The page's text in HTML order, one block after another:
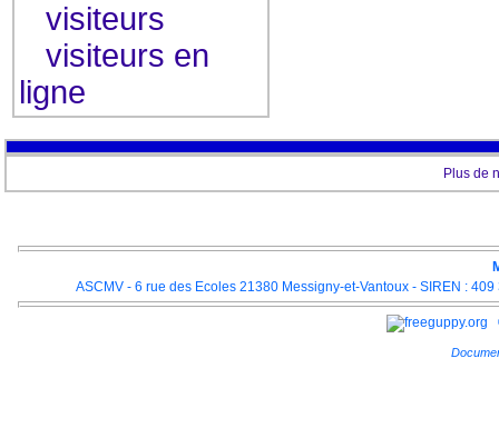
visiteurs
visiteurs en
ligne
Plus de
ASCMV - 6 rue des Ecoles 21380 Messigny-et-Vantoux - SIREN :